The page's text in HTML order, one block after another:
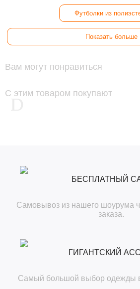
Футболки из
Показать больше
Вам могут понравиться
С этим товаром покупают
БЕСПЛАТНЫЙ
Самовывоз из нашего шоурума
заказа.
ГИГАНТСКИЙ
Самый большой выбор одежды